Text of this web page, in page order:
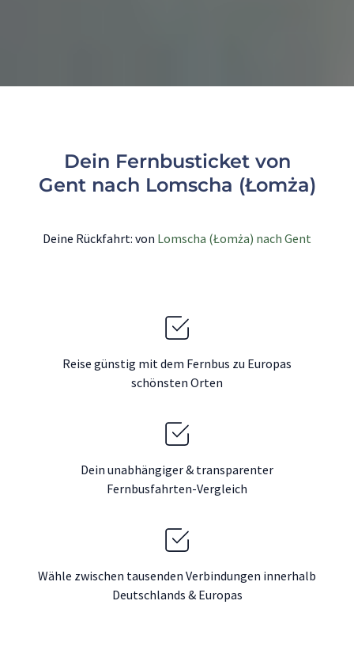
Dein Fernbusticket von
Gent nach Lomscha (Łomża)
Deine Rückfahrt: von Lomscha (Łomża) nach Gent
Reise günstig mit dem Fernbus zu Europas
schönsten Orten
Dein unabhängiger & transparenter
Fernbusfahrten-Vergleich
Wähle zwischen tausenden Verbindungen innerhalb
Deutschlands & Europas